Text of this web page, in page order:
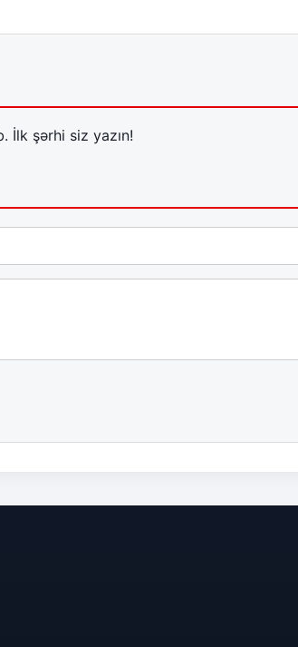
İlk şərhi siz yazın!